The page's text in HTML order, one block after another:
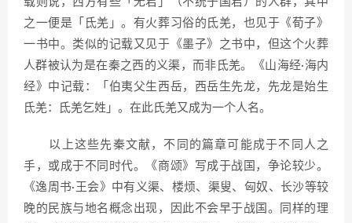
之一便是「氐羌」。有火葬习俗的氐羌，也见于《荀子》
一书中。类似的记载又见于《墨子》之书中，但这个火葬
人群被认为是在秦之西的义渠，而非氐羌。《山海经·海内
经》中记载：「伯夷父生西岳，西岳生先龙，先龙是始生
氐羌：氐羌乞姓」。在此氏羌又成为一个人名。
以上这些先秦文献，不同的篇章可能成于不同人之
手，或成于不同时代。《商颂》写成于战国，争论较少。
《逸周书·王会》中有义渠、楼烦、渠叟、匈奴、长沙等较
晚的民族与地名概念出现，因此不会早于战国。同样的理